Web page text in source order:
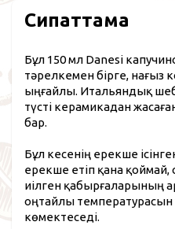
Сипаттама
Бұл 150 мл Danesi
тәрелкемен бірге, нағыз
ыңғайлы. Итальяндық
түсті керамикадан
бар.
Бұл кесенің ерекше
ерекше етіп қана
иілген қабырғаларының
оңтайлы температурасын
көмектеседі.